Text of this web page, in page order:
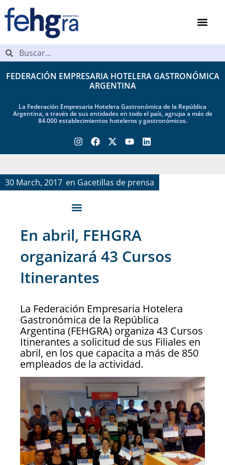
FEDERACIÓN EMPRESARIA HOTELERA GASTRONÓMICA
ARGENTINA
La Federación Empresaria Hotelera Gastronómica de la República
Argentina, a través de sus entidades en todo el país, agrupa a más de
84.000 establecimientos hoteleros y gastronómicos.
30 March, 2017 en Gacetillas de prensa
En abril, FEHGRA
organizará 43 Cursos
Itinerantes
La Federación Empresaria Hotelera
Gastronómica de la República
Argentina (FEHGRA) organiza 43 Cursos
Itinerantes a solicitud de sus Filiales en
abril, en los que capacita a más de 850
empleados de la actividad.